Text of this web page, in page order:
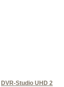
DVR-Studio UHD 2